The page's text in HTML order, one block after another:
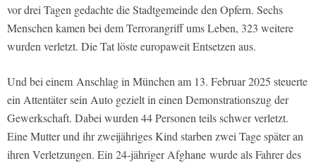
vor drei Tagen gedachte die Stadtgemeinde den Opfern. Sechs
Menschen kamen bei dem Terrorangriff ums Leben, 323 weitere
wurden verletzt. Die Tat löste europaweit Entsetzen aus.
Und bei einem Anschlag in München am 13. Februar 2025 steuerte
ein Attentäter sein Auto gezielt in einen Demonstrationszug der
Gewerkschaft. Dabei wurden 44 Personen teils schwer verletzt.
Eine Mutter und ihr zweijähriges Kind starben zwei Tage später an
ihren Verletzungen. Ein 24-jähriger Afghane wurde als Fahrer des